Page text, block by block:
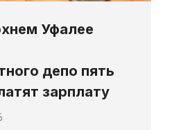
Уфалее
депо пять
зарплату